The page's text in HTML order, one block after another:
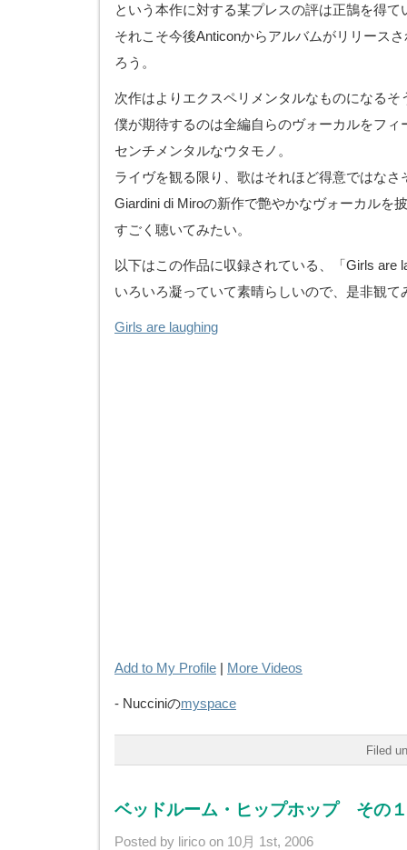
という本作に対する某プレスの評は正鵠を得て
それこそ今後Anticonからアルバムがリリース
ろう。
次作はよりエクスペリメンタルなものになるそ
僕が期待するのは全編自らのヴォーカルをフィ
センチメンタルなウタモノ。
ライヴを観る限り、歌はそれほど得意ではなさ
Giardini di Miroの新作で艶やかなヴォーカルを
すごく聴いてみたい。
以下はこの作品に収録されている、「Girls are
いろいろ凝っていて素晴らしいので、是非観て
Girls are laughing
Add to My Profile | More Videos
- Nucciniのmyspace
Filed
ベッドルーム・ヒップホップ その
Posted by lirico on 10月 1st, 2006